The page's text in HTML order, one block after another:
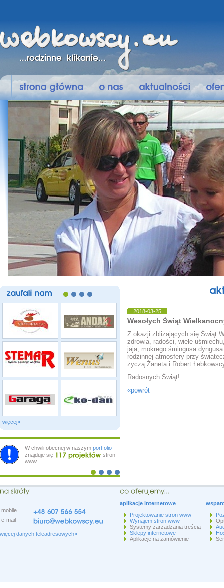
więcej»
W chwili obecnej w naszym portfolio
znajduje się
stron
www.
2018-03-25
Wesołych Świąt
Z okazji zbliżających się Świąt
zdrowia, radości, wiele
jaja, mokrego śmingusa
rodzinnej atmosfery przy
życzą Żaneta i Robert
Radosnych Świąt!
«powrót
mobile
e-mail
więcej danych teleadresowych»
aplikacje internetowe
Projektowanie stron www
Wynajem stron www
Systemy zarządzania treścią
Sklepy internetowe
Aplikacje na zamówienie